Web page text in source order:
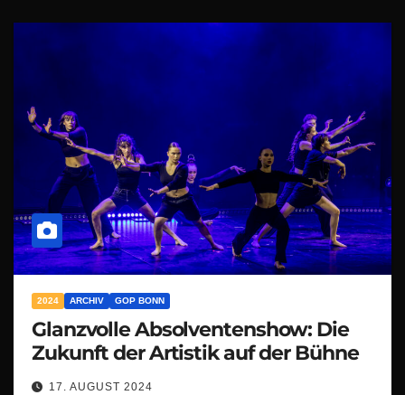
2024 ARCHIV GOP BONN
Glanzvolle Absolventenshow: Die
Zukunft der Artistik auf der Bühne
17. AUGUST 2024